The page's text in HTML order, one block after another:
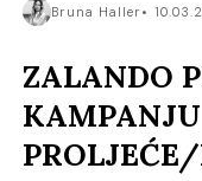
Bruna Haller
ZALANDO